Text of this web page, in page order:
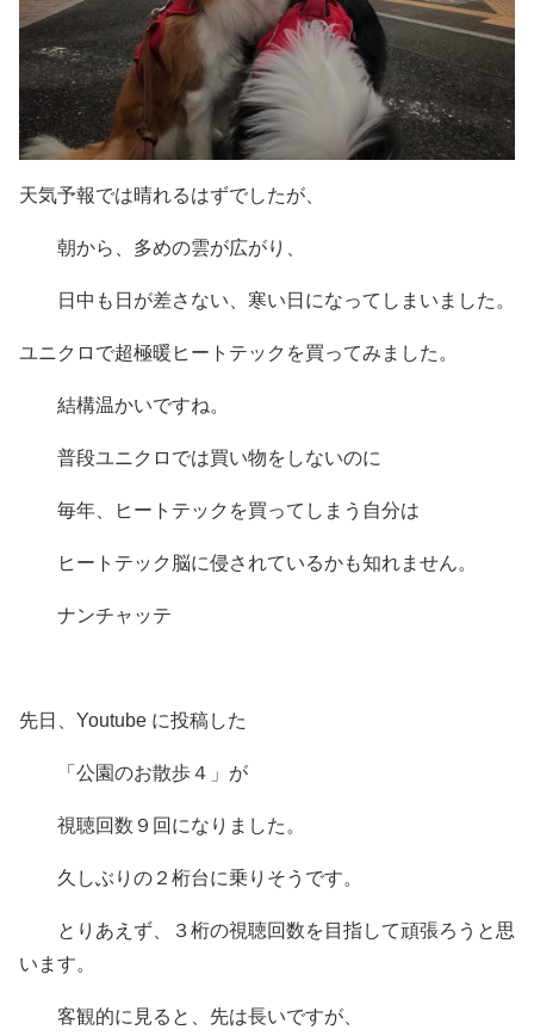
天気予報では晴れるはずでしたが、
朝から、多めの雲が広がり、
日中も日が差さない、寒い日になってしまいました。
ユニクロで超極暖ヒートテックを買ってみました。
結構温かいですね。
普段ユニクロでは買い物をしないのに
毎年、ヒートテックを買ってしまう自分は
ヒートテック脳に侵されているかも知れません。
ナンチャッテ
先日、Youtube に投稿した
「公園のお散歩４」が
視聴回数９回になりました。
久しぶりの２桁台に乗りそうです。
とりあえず、３桁の視聴回数を目指して頑張ろうと思
います。
客観的に見ると、先は長いですが、